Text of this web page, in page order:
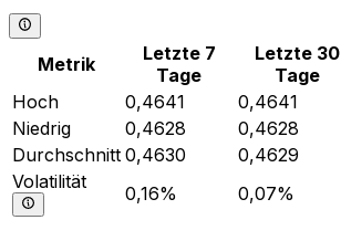
Metrik
Letzte 7
Tage
Letzte 30
Tage
Hoch
0,4641 0,4641
Niedrig
0,4628 0,4628
Durchschnitt 0,4630 0,4629
Volatilität
0,16% 0,07%